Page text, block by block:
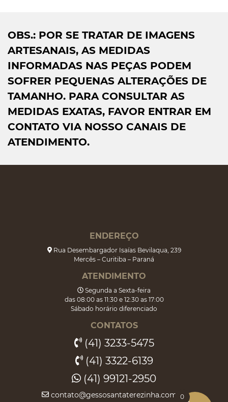
OBS.: POR SE TRATAR DE IMAGENS
ARTESANAIS, AS MEDIDAS
INFORMADAS NAS PEÇAS PODEM
SOFRER PEQUENAS ALTERAÇÕES DE
TAMANHO. PARA CONSULTAR AS
MEDIDAS EXATAS, FAVOR ENTRAR EM
CONTATO VIA NOSSO CANAIS DE
ATENDIMENTO.
ENDEREÇO
Rua Desembargador Isaías Bevilaqua, 239
Mercês – Curitiba – Paraná
ATENDIMENTO
Segunda a Sexta-feira
das 08:00 as 11:30 e 12:30 as 17:00
Sábado horário diferenciado
CONTATOS
(41) 3233-5475
(41) 3322-6139
(41) 99121-2950
contato@gessosantaterezinha.com.br
0